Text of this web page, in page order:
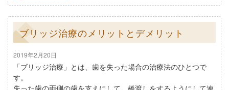
ブリッジ治療のメリットとデメリット
2019年2月20日
「ブリッジ治療」とは、歯を失った場合の治療法のひとつで
す。